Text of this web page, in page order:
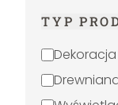
TYP
Dekoracja